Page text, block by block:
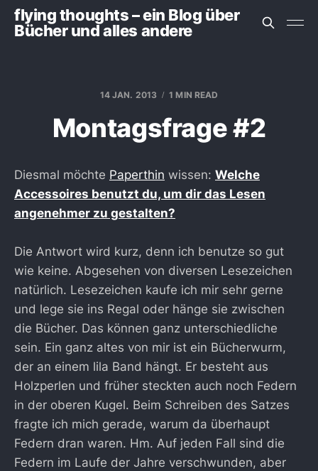
flying thoughts – ein Blog über
Bücher und alles andere
14 JAN. 2013 1 MIN READ
Montagsfrage #2
Diesmal möchte Paperthin wissen: Welche
Accessoires benutzt du, um dir das Lesen
angenehmer zu gestalten?
Die Antwort wird kurz, denn ich benutze so gut
wie keine. Abgesehen von diversen Lesezeichen
natürlich. Lesezeichen kaufe ich mir sehr gerne
und lege sie ins Regal oder hänge sie zwischen
die Bücher. Das können ganz unterschiedliche
sein. Ein ganz altes von mir ist ein Bücherwurm,
der an einem lila Band hängt. Er besteht aus
Holzperlen und früher steckten auch noch Federn
in der oberen Kugel. Beim Schreiben des Satzes
fragte ich mich gerade, warum da überhaupt
Federn dran waren. Hm. Auf jeden Fall sind die
Federn im Laufe der Jahre verschwunden, aber